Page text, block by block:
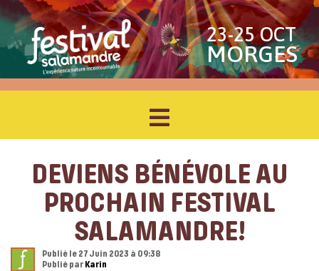
23-25 OCT
MORGES
DEVIENS BÉNÉVOLE AU
PROCHAIN FESTIVAL
SALAMANDRE!
Publié le 27 Juin 2023 à 09:38
Publié par Karin